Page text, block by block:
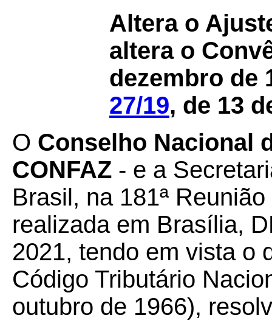
Altera o
altera o
dezembro de
27/19, de 13
O Conselho Nacional
CONFAZ - e a
Brasil, na 181ª
realizada em Brasília,
2021, tendo em vista o
Código Tributário
outubro de 1966),